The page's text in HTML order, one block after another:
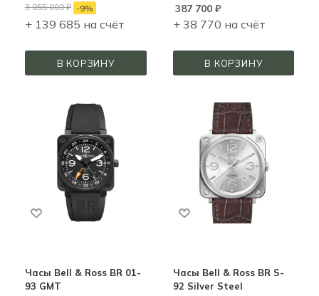
3 055 000₽ -9%
+ 139 685 на счёт
В КОРЗИНУ
387 700₽
+ 38 770 на счёт
В КОРЗИНУ
Часы Bell & Ross BR 01-
93 GMT
Часы Bell & Ross BR S-
92 Silver Steel